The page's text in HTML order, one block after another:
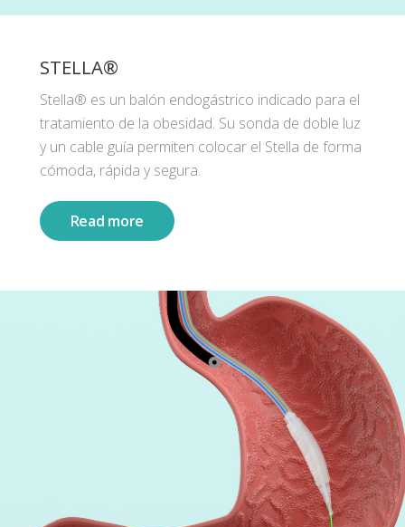
STELLA®
Stella® es un balón endogástrico indicado para el
tratamiento de la obesidad. Su sonda de doble luz
y un cable guía permiten colocar el Stella de forma
cómoda, rápida y segura.
Read more